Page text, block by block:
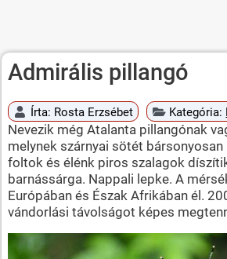
Admirális pillangó
Írta: Rosta Erzsébet Kategória:
Nevezik még Atalanta pillangónak
melynek szárnyai sötét bársonyosan
foltok és élénk piros szalagok
barnássárga. Nappali lepke. A
Európában és Észak Afrikában él.
vándorlási távolságot képes